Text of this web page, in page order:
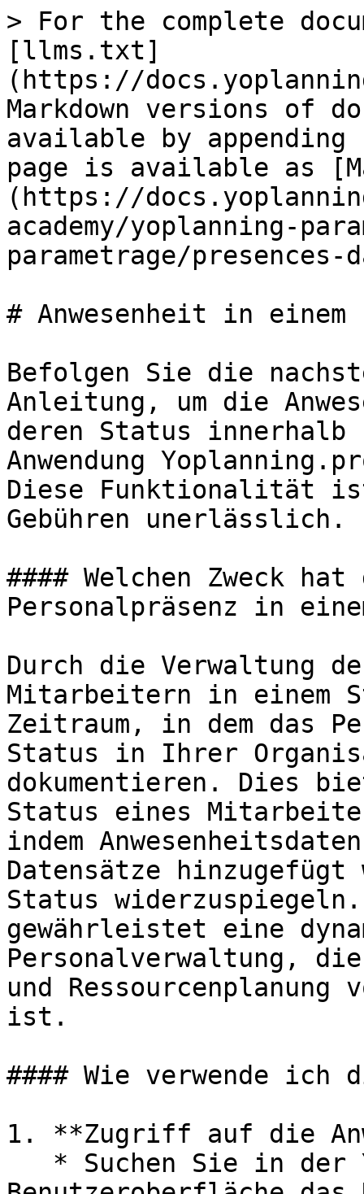
> For the complete
[llms.txt]
(https://
Markdown versions of
available by
page is available as
(https://
academy/yoplanning-
parametrage/
# Anwesenheit in einem
Befolgen Sie die
Anleitung, um die
deren Status
Anwendung
Diese Funktionalität
Gebühren unerlässlich.
#### Welchen Zweck
Personalpräsenz in
Durch die Verwaltung
Mitarbeitern in einem
Zeitraum, in dem das
Status in Ihrer
dokumentieren. Dies
Status eines
indem
Datensätze hinzugefügt
Status
gewährleistet eine
Personalverwaltung,
und Ressourcenplanung
ist.
#### Wie verwende ich
1. **Zugriff auf die